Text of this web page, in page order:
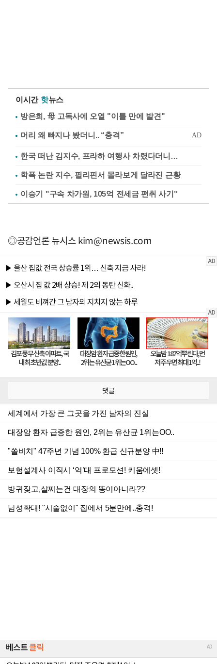
이시간 핫뉴스
방은희, 母 고독사에 오열 "이틀 만에 발견"
한국 떠난 김지수, 프라하 여행사 차렸다더니…
학폭 논란 지수, 필리핀서 몰라보게 달라진 근황
이승기 "구속 차가원, 105억 전세금 편취 사기"
◎공감언론 뉴시스kim@newsis.com
댓글